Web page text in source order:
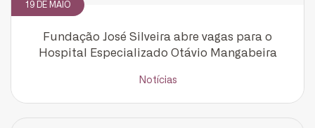
19 DE MAIO
Fundação José Silveira abre vagas para o
Hospital Especializado Otávio Mangabeira
Notícias